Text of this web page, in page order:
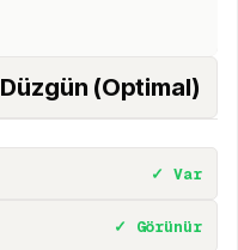
Düzgün (Optimal)
✓ Var
✓ Görünür